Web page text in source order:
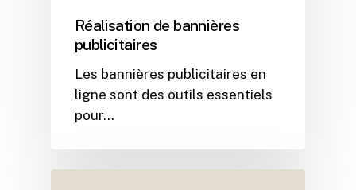
Réalisation de bannières
publicitaires
Les bannières publicitaires en
ligne sont des outils essentiels
pour…